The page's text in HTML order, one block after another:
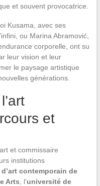
et souvent provocatrice.
Kusama, avec ses
ou Marina Abramović,
corporelle, ont su
leur vision et leur
le paysage artistique
générations.
et
et commissaire
institutions
d’art contemporain de
Arts , l’université de